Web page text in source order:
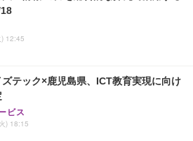
12:45
ズテック×鹿児島県、ICT教育実現に向け
ビス
) 18:15